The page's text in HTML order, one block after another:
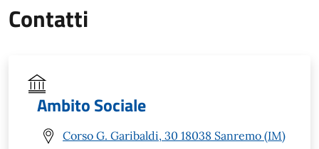
Contatti
Ambito Sociale
Corso G. Garibaldi, 30 18038 Sanremo (IM)